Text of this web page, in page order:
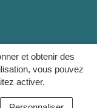
et obtenir des
vous pouvez
activer.